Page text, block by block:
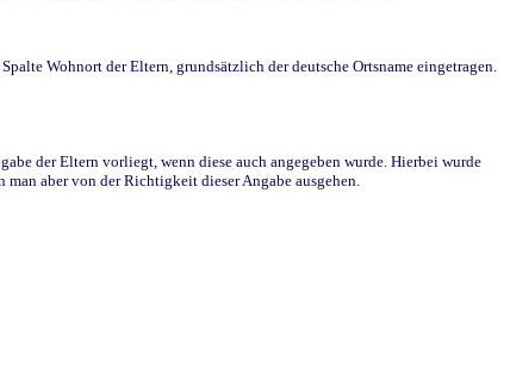
Wohnort der Eltern, grundsätzlich der deutsche Ortsname eingetragen.
der Eltern vorliegt, wenn diese auch angegeben wurde. Hierbei wurde
aber von der Richtigkeit dieser Angabe ausgehen.